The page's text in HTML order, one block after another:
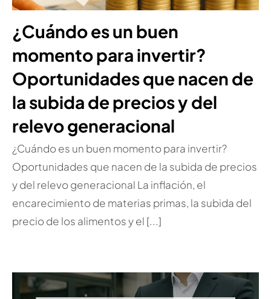
¿Cuándo es un buen
momento para invertir?
Oportunidades que nacen de
la subida de precios y del
relevo generacional
¿Cuándo es un buen momento para invertir?
Oportunidades que nacen de la subida de precios
y del relevo generacional La inflación, el
encarecimiento de materias primas, la subida del
precio de los alimentos y el [...]